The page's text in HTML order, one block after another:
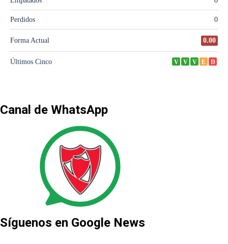
Canal de WhatsApp
Síguenos en Google News